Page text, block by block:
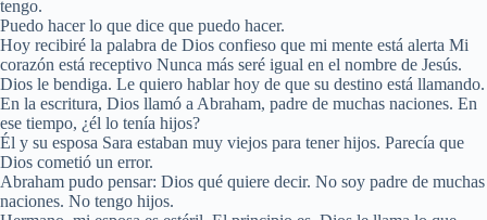
tengo.
Puedo hacer lo que dice que puedo hacer.
Hoy recibiré la palabra de Dios confieso que mi mente está alerta Mi
corazón está receptivo Nunca más seré igual en el nombre de Jesús.
Dios le bendiga. Le quiero hablar hoy de que su destino está llamando.
En la escritura, Dios llamó a Abraham, padre de muchas naciones. En
ese tiempo, ¿él lo tenía hijos?
Él y su esposa Sara estaban muy viejos para tener hijos. Parecía que
Dios cometió un error.
Abraham pudo pensar: Dios qué quiere decir. No soy padre de muchas
naciones. No tengo hijos.